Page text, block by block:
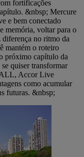
fortificações
&nbsp; Mercure
e bem conectado
memória, voltar para o
no ritmo da
mantém o roteiro
próximo capítulo da
quiser transformar
Accor Live
como acumular
futuras. &nbsp;